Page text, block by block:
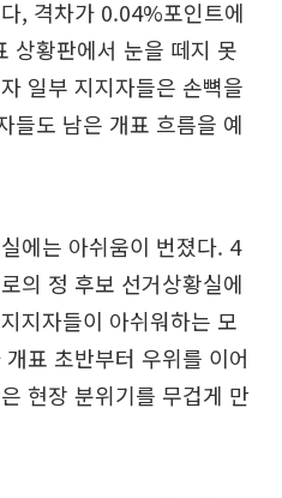
, 격차가 0.04%포인트에
상황판에서 눈을 떼지 못
일부 지지자들은 손뼉을
들도 남은 개표 흐름을 예
에는 아쉬움이 번졌다. 4
의 정 후보 선거상황실에
지자들이 아쉬워하는 모
표 초반부터 우위를 이어
현장 분위기를 무겁게 만